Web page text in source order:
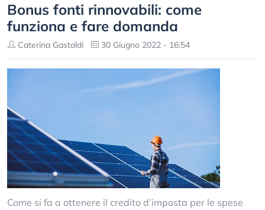
Bonus fonti rinnovabili: come
funziona e fare domanda
Caterina Gastaldi 30 Giugno 2022 - 16:54
Come si fa a ottenere il credito d’imposta per le spese